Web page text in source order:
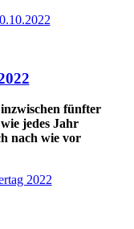
inzwischen fünfter
jedes Jahr
nach wie vor
2022